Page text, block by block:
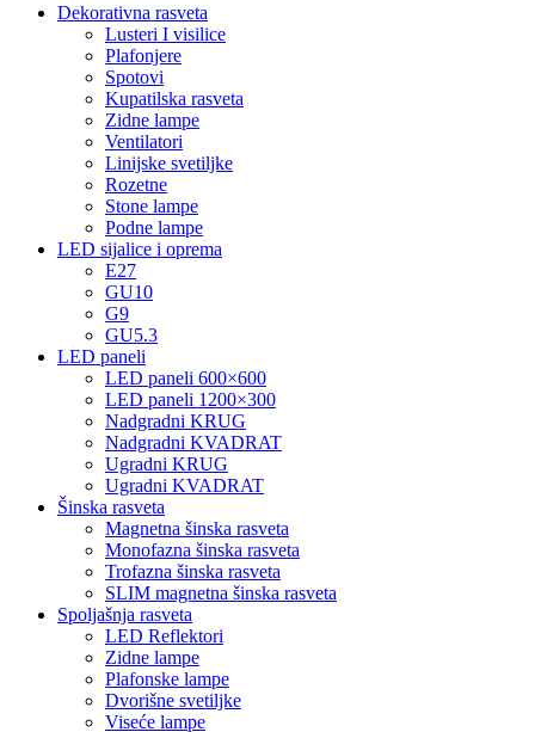
Dekorativna rasveta
Lusteri I visilice
Plafonjere
Spotovi
Kupatilska rasveta
Zidne lampe
Ventilatori
Linijske svetiljke
Rozetne
Stone lampe
Podne lampe
LED sijalice i oprema
E27
GU10
G9
GU5.3
LED paneli
LED paneli 600×600
LED paneli 1200×300
Nadgradni KRUG
Nadgradni KVADRAT
Ugradni KRUG
Ugradni KVADRAT
Šinska rasveta
Magnetna šinska rasveta
Monofazna šinska rasveta
Trofazna šinska rasveta
SLIM magnetna šinska rasveta
Spoljašnja rasveta
LED Reflektori
Zidne lampe
Plafonske lampe
Dvorišne svetiljke
Viseće lampe